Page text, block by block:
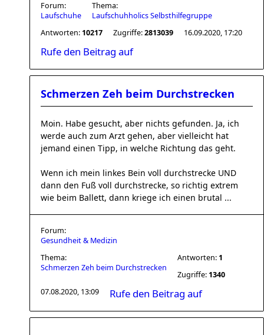
Forum:
Laufschuhe
Thema:
Laufschuhholics Selbsthilfegruppe
Antworten: 10217 Zugriffe:2813039 16.09.2020, 17:20
Rufe den Beitrag auf
Schmerzen Zeh beim Durchstrecken
Moin. Habe gesucht, aber nichts gefunden. Ja, ich
werde auch zum Arzt gehen, aber vielleicht hat
jemand einen Tipp, in welche Richtung das geht.
Wenn ich mein linkes Bein voll durchstrecke UND
dann den Fuß voll durchstrecke, so richtig extrem
wie beim Ballett, dann kriege ich einen brutal ...
Forum:
Gesundheit & Medizin
Thema:
Schmerzen Zeh beim Durchstrecken
Antworten: 1
Zugriffe: 1340
07.08.2020, 13:09
Rufe den Beitrag auf